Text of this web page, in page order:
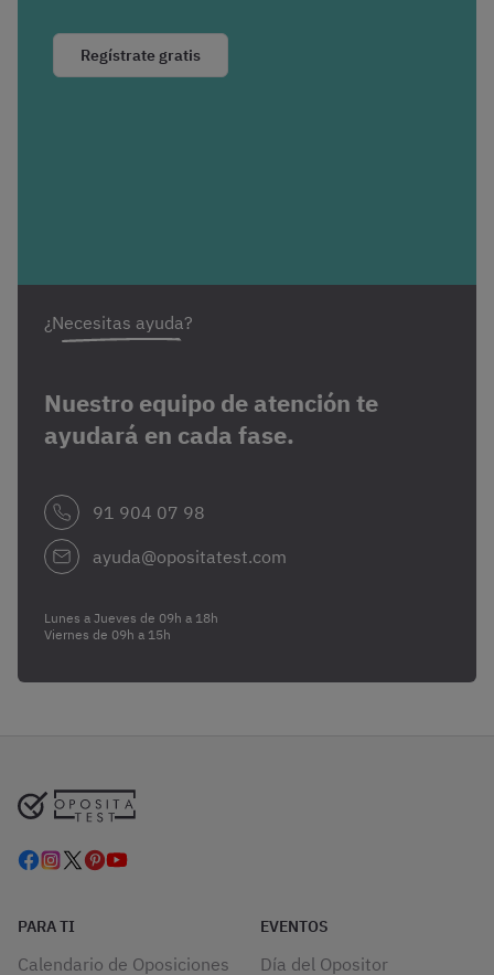
Regístrate gratis
¿Necesitas ayuda?
Nuestro equipo de atención te
ayudará en cada fase.
91 904 07 98
ayuda@opositatest.com
Lunes a Jueves de 09h a 18h
Viernes de 09h a 15h